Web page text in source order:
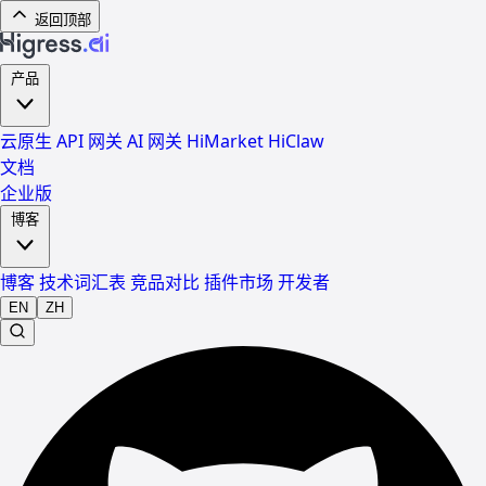
返回顶部
云原生 API 网关 AI 网关 HiMarket HiClaw
文档
企业版
博客技术词汇表 竞品对比 插件市场 开发者
EN ZH